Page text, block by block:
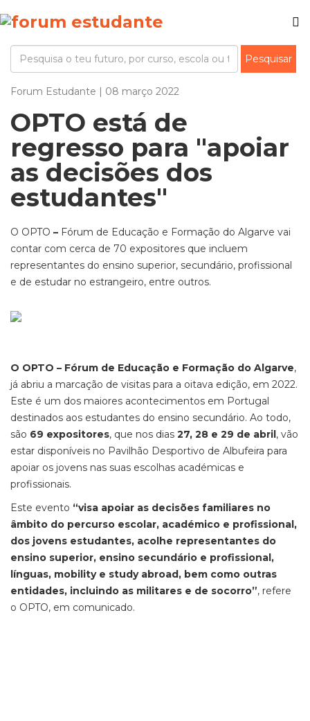
Forum Estudante | 08 março 2022
OPTO está de
regresso para "apoiar
as decisões dos
estudantes"
O OPTO – Fórum de Educação e Formação do Algarve vai
contar com cerca de 70 expositores que incluem
representantes do ensino superior, secundário, profissional
e de estudar no estrangeiro, entre outros.
O OPTO – Fórum de Educação e Formação do Algarve,
já abriu a marcação de visitas para a oitava edição, em 2022.
Este é um dos maiores acontecimentos em Portugal
destinados aos estudantes do ensino secundário. Ao todo,
são 69 expositores, que nos dias 27, 28 e 29 de abril, vão
estar disponíveis no Pavilhão Desportivo de Albufeira para
apoiar os jovens nas suas escolhas académicas e
profissionais.
Este evento “visa apoiar as decisões familiares no
âmbito do percurso escolar, académico e profissional,
dos jovens estudantes, acolhe representantes do
ensino superior, ensino secundário e profissional,
línguas, mobility e study abroad, bem como outras
entidades, incluindo as militares e de socorro”, refere
o OPTO, em comunicado.